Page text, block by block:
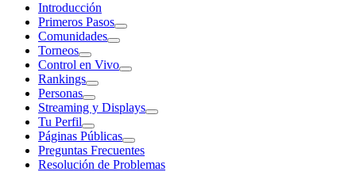
Introducción
Primeros Pasos
Comunidades
Torneos
Control en Vivo
Rankings
Personas
Streaming y Displays
Tu Perfil
Páginas Públicas
Preguntas Frecuentes
Resolución de Problemas